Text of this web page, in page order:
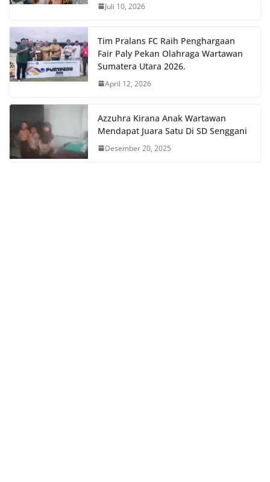
Juli 10, 2026
Tim Pralans FC Raih Penghargaan
Fair Paly Pekan Olahraga Wartawan
Sumatera Utara 2026.
April 12, 2026
Azzuhra Kirana Anak Wartawan
Mendapat Juara Satu Di SD Senggani
Desember 20, 2025